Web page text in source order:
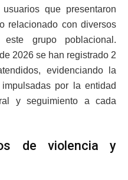
que presentaron
relacionado con diversos
grupo poblacional.
2026 se han registrado 2
evidenciando la
por la entidad
y seguimiento a cada
de violencia y